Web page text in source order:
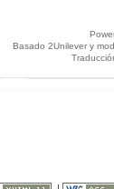
Basado 2Unilever y